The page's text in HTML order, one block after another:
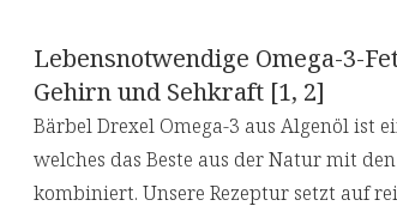
Lebensnotwendige Omega-3-
Gehirn und Sehkraft [1, 2]
Bärbel Drexel Omega-3 aus Algenöl ist
welches das Beste aus der Natur mit
kombiniert. Unsere Rezeptur setzt auf